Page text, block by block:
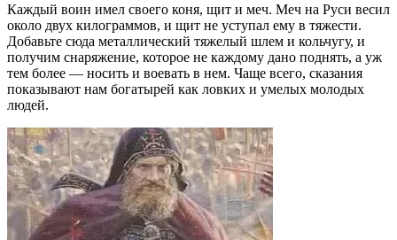
Каждый воин имел своего коня, щит и меч. Меч на Руси весил
около двух килограммов, и щит не уступал ему в тяжести.
Добавьте сюда металлический тяжелый шлем и кольчугу, и
получим снаряжение, которое не каждому дано поднять, а уж
тем более — носить и воевать в нем. Чаще всего, сказания
показывают нам богатырей как ловких и умелых молодых
людей.